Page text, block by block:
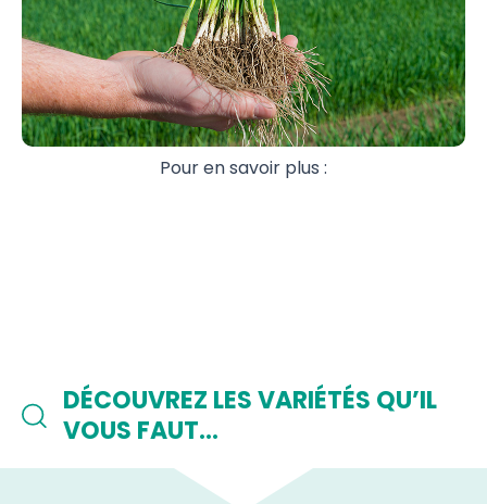
Pour en savoir plus :
DÉCOUVREZ LES VARIÉTÉS QU’IL
VOUS FAUT…